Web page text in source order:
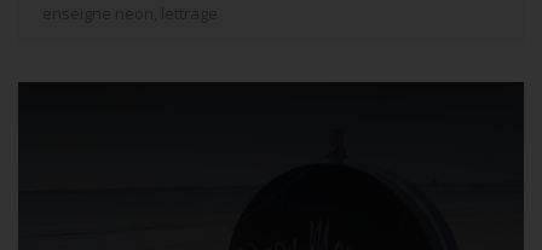
enseigne neon, lettrage